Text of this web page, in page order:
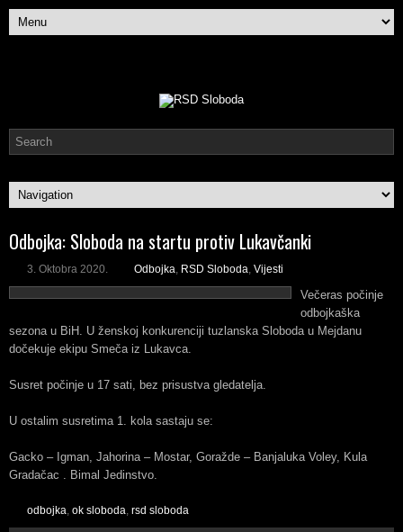
Odbojka: Sloboda na startu protiv Lukavčanki
3. Oktobra 2020. Odbojka, RSD Sloboda, Vijesti
Večeras počinje
odbojkaška
sezona u BiH. U ženskoj konkurenciji tuzlanska Sloboda u Mejdanu
dočekuje ekipu Smeča iz Lukavca.
Susret počinje u 17 sati, bez prisustva gledatelja.
U ostalim susretima 1. kola sastaju se:
Gacko – Igman, Jahorina – Mostar, Goražde – Banjaluka Voley, Kula
Gradačac . Bimal Jedinstvo.
odbojka, ok sloboda, rsd sloboda